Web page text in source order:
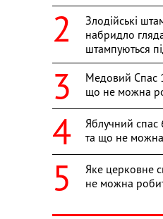
Злодійські
набридло
штампуються
Медовий Спас
що не можна
Яблучний спас
та що не
Яке церковне
не можна